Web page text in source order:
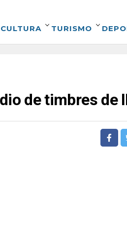
CULTURA TURISMO
de timbres de